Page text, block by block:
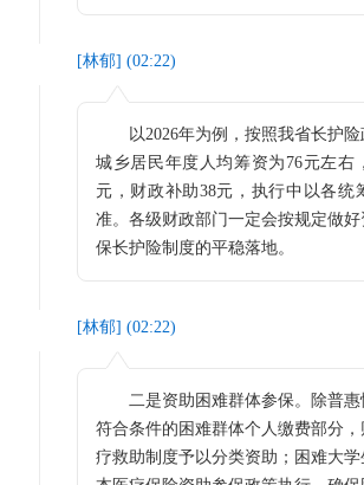
[林郁] (02:22)
以2026年为例，按照我省长护险
城乡居民年度人均筹资为76元左右
元，财政补助38元，执行中以各统
准。各级财政部门一定会按规定做
保长护险制度的平稳落地。
[林郁] (02:22)
二是资助困难群体参保。除普惠
符合条件的困难群体个人缴费部分
疗救助制度予以分类资助；困难大